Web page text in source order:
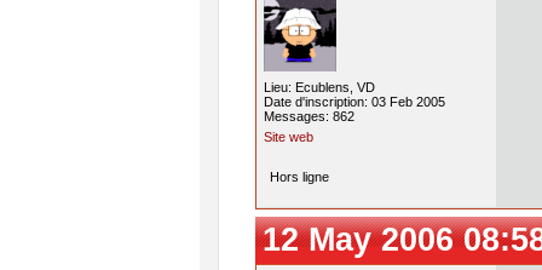
Lieu: Ecublens, VD
Date d'inscription: 03 Feb 2005
Messages: 862
Site web
Hors ligne
12 May 2006